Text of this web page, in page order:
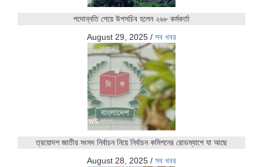
পদোন্নতি পেয়ে উপসচিব হলেন ২৬৮ কর্মকর্তা
August 29, 2025 / সব খবর
ত্রয়োদশ জাতীয় সংসদ নির্বাচন নিয়ে নির্বাচন কমিশনের রোডম্যাপে যা আছে
August 28, 2025 / সব খবর